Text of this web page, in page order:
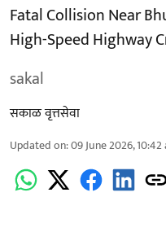
Fatal Collision Near
High-Speed Highway
sakal
सकाळ वृत्तसेवा
Updated on:09 June 2026, 10:42